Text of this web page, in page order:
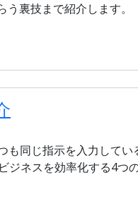
裏技まで紹介します。
同じ指示を入力して
ネスを効率化する4つ